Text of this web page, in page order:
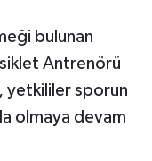
bulunan
Antrenörü
yetkililer sporun
olmaya devam